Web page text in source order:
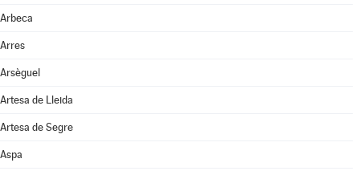
Arbeca
Arres
Arsèguel
Artesa de Lleida
Artesa de Segre
Aspa